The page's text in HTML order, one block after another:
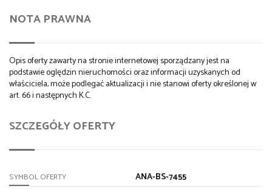
NOTA PRAWNA
Opis oferty zawarty na stronie internetowej sporządzany jest na
podstawie oględzin nieruchomości oraz informacji uzyskanych od
właściciela, może podlegać aktualizacji i nie stanowi oferty określonej w
art. 66 i następnych K.C.
SZCZEGÓŁY OFERTY
SYMBOL OFERTY ANA-BS-7455